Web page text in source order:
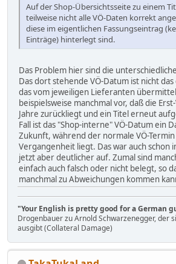
Auf der Shop-Übersichtsseite zu einem
teilweise nicht alle VÖ-Daten korrekt
diese im eigentlichen Fassungseintrag
Einträge) hinterlegt sind.
Das Problem hier sind die
Das dort stehende VÖ-Datum ist nicht
das vom jeweiligen Lieferanten
beispielsweise manchmal vor, daß die
Jahre zurückliegt und ein Titel erneut
Fall ist das "Shop-interne" VÖ-Datum ein
Zukunft, während der normale VÖ-
Vergangenheit liegt. Das war auch schon
jetzt aber deutlicher auf. Zumal sind
einfach auch falsch oder nicht belegt, so
manchmal zu Abweichungen kommen
"Your English is pretty good for a German
Drogenbauer zu Arnold Schwarzenegger, der
ausgibt (Collateral Damage)